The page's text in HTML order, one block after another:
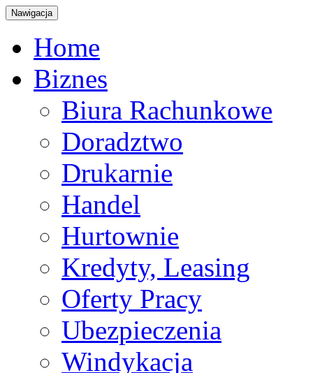
Nawigacja
Home
Biznes
Biura Rachunkowe
Doradztwo
Drukarnie
Handel
Hurtownie
Kredyty, Leasing
Oferty Pracy
Ubezpieczenia
Windykacja